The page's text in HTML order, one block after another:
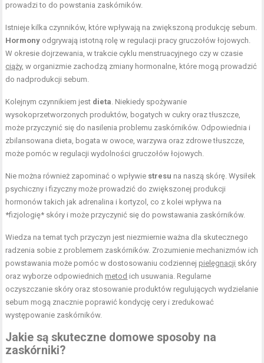
prowadzi to do powstania zaskórników.
Istnieje kilka czynników, które wpływają na zwiększoną produkcję sebum.
Hormony odgrywają istotną rolę w regulacji pracy gruczołów łojowych.
W okresie dojrzewania, w trakcie cyklu menstruacyjnego czy w czasie
ciąży, w organizmie zachodzą zmiany hormonalne, które mogą prowadzić
do nadprodukcji sebum.
Kolejnym czynnikiem jest dieta. Niekiedy spożywanie
wysokoprzetworzonych produktów, bogatych w cukry oraz tłuszcze,
może przyczynić się do nasilenia problemu zaskórników. Odpowiednia i
zbilansowana dieta, bogata w owoce, warzywa oraz zdrowe tłuszcze,
może pomóc w regulacji wydolności gruczołów łojowych.
Nie można również zapominać o wpływie stresu na naszą skórę. Wysiłek
psychiczny i fizyczny może prowadzić do zwiększonej produkcji
hormonów takich jak adrenalina i kortyzol, co z kolei wpływa na
*fizjologię* skóry i może przyczynić się do powstawania zaskórników.
Wiedza na temat tych przyczyn jest niezmiernie ważna dla skutecznego
radzenia sobie z problemem zaskórników. Zrozumienie mechanizmów ich
powstawania może pomóc w dostosowaniu codziennej pielęgnacji skóry
oraz wyborze odpowiednich metod ich usuwania. Regularne
oczyszczanie skóry oraz stosowanie produktów regulujących wydzielanie
sebum mogą znacznie poprawić kondycję cery i zredukować
występowanie zaskórników.
Jakie są skuteczne domowe sposoby na
zaskórniki?